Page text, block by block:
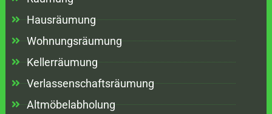
Hausräumung
Wohnungsräumung
Kellerräumung
Verlassenschaftsräumung
Altmöbelabholung